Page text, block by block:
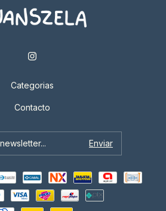
Categorias
Contacto